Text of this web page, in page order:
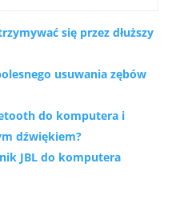
się przez dłuższy
usuwania zębów
do komputera i
dźwiękiem?
JBL do komputera